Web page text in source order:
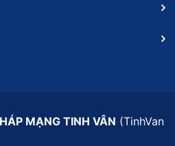
MẠNG TINH VÂN (TinhVan